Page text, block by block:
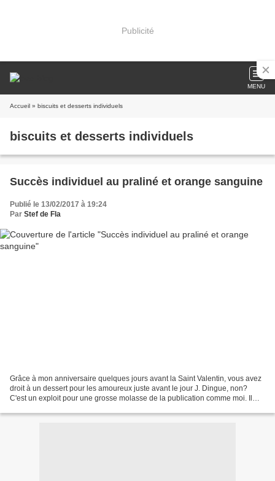
Publicité
MENU
Accueil » biscuits et desserts individuels
biscuits et desserts individuels
Succès individuel au praliné et orange sanguine
Publié le 13/02/2017 à 19:24
Par Stef de Fla
Grâce à mon anniversaire quelques jours avant la Saint Valentin, vous avez
droit à un dessert pour les amoureux juste avant le jour J. Dingue, non?
C'est un exploit pour une grosse molasse de la publication comme moi. Il